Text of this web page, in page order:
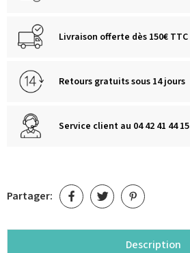
Livraison offerte dès 150€ TTC
Retours gratuits sous 14 jours
Service client au 04 42 41 44 15
Partager:
Description